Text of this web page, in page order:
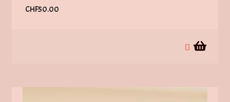
CHF50.00